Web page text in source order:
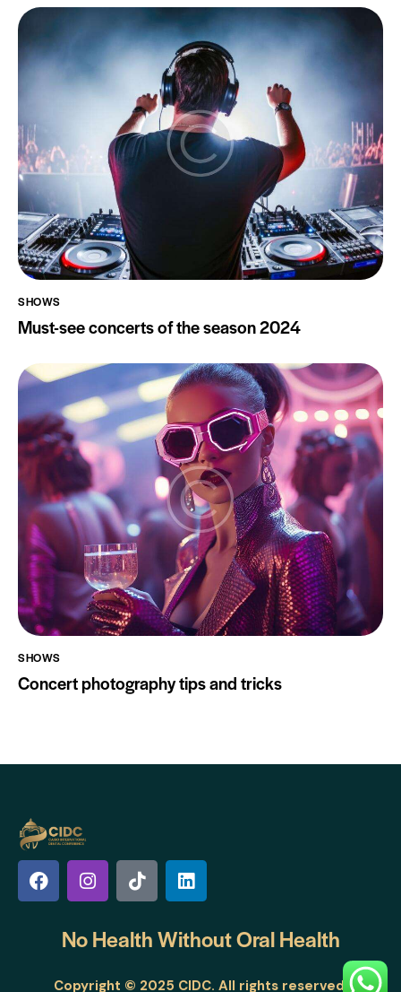
SHOWS
Must-see concerts of the season 2024
SHOWS
Concert photography tips and tricks
No Health WithoutOral Health
Copyright © 2025 CIDC. All rights reserved.